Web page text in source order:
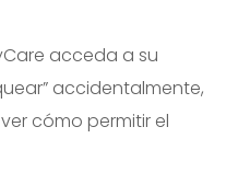
acceda a su
accidentalmente,
cómo permitir el